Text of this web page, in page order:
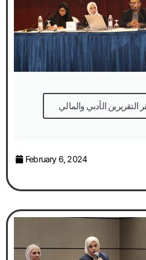
الأدبي والمالي
February 6, 2024